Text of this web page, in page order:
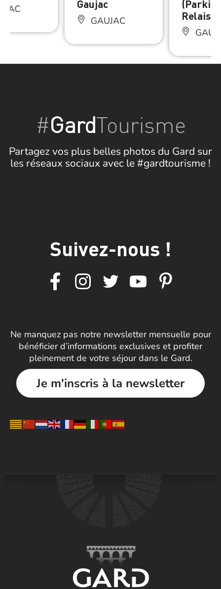
Gaujac
GAUJAC
Relais)
#GardTourisme
Partagez vos plus belles photos du Gard sur
les réseaux sociaux avec le #gardtourisme !
Suivez-nous !
Ne manquez pas notre newsletter mensuelle pour
bénéficier d’informations exclusives et profiter
pleinement de votre séjour dans le Gard.
Je m'inscris à la newsletter